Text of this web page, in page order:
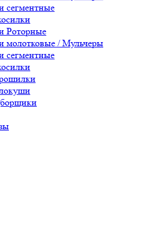
сегментные
Роторные
молотковые / Мульчеры
сегментные